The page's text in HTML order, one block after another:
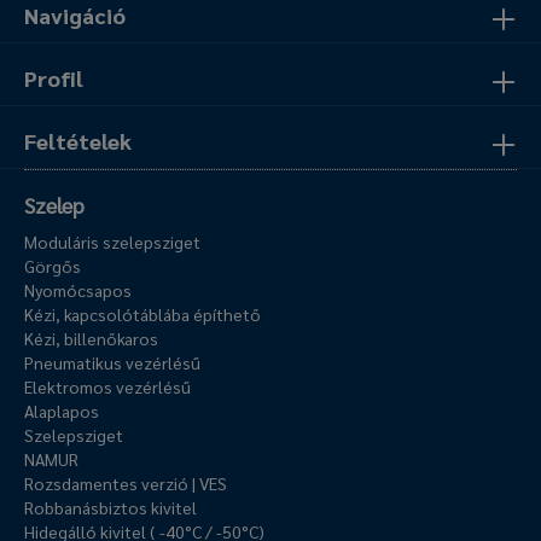
Navigáció
Profil
Feltételek
Szelep
Moduláris szelepsziget
Görgős
Nyomócsapos
Kézi, kapcsolótáblába építhető
Kézi, billenőkaros
Pneumatikus vezérlésű
Elektromos vezérlésű
Alaplapos
Szelepsziget
NAMUR
Rozsdamentes verzió | VES
Robbanásbiztos kivitel
Hidegálló kivitel ( -40°C / -50°C)